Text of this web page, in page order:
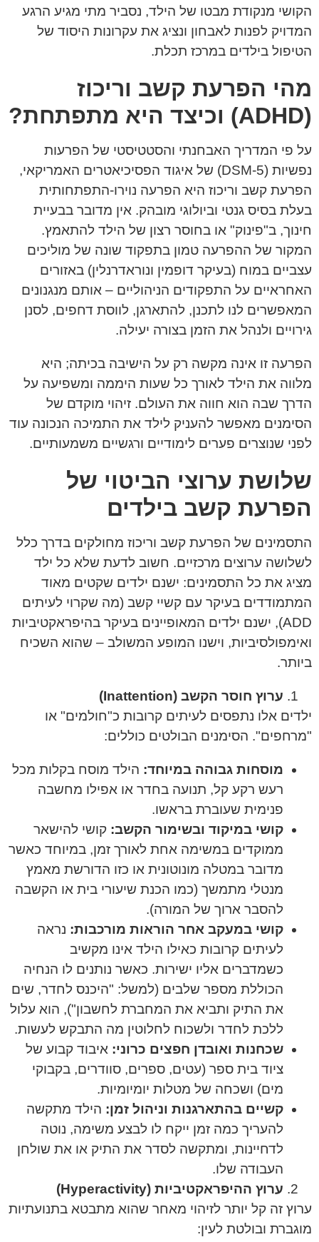
הקושי מנקודת מבטו של הילד, נסביר מתי מגיע הרגע
המדויק לפנות לאבחון ונציג את עקרונות היסוד של
הטיפול בילדים במרכז תכלת.
מהי הפרעת קשב וריכוז
(ADHD) וכיצד היא מתפתחת?
על פי המדריך האבחנתי והסטטיסטי של הפרעות
נפשיות (DSM-5) של איגוד הפסיכיאטרים האמריקאי,
הפרעת קשב וריכוז היא הפרעה נוירו-התפתחותית
בעלת בסיס גנטי וביולוגי מובהק. אין מדובר בבעיית
חינוך, ב"פינוק" או בחוסר רצון של הילד להתאמץ.
המקור של ההפרעה טמון בתפקוד שונה של מוליכים
עצביים במוח (בעיקר דופמין ונוראדרנלין) באזורים
האחראיים על התפקודים הניהוליים – אותם מנגנונים
המאפשרים לנו לתכנן, להתארגן, לווסת דחפים, לסנן
גירויים ולנהל את הזמן בצורה יעילה.
הפרעה זו אינה מקשה רק על הישיבה בכיתה; היא
מלווה את הילד לאורך כל שעות היממה ומשפיעה על
הדרך שבה הוא חווה את העולם. זיהוי מוקדם של
הסימנים מאפשר להעניק לילד את התמיכה הנכונה עוד
לפני שנוצרים פערים לימודיים ורגשיים משמעותיים.
שלושת ערוצי הביטוי של
הפרעת קשב בילדים
התסמינים של הפרעת קשב וריכוז מחולקים בדרך כלל
לשלושה ערוצים מרכזיים. חשוב לדעת שלא כל ילד
מציג את כל התסמינים: ישנם ילדים שקטים מאוד
המתמודדים בעיקר עם קשיי קשב (מה שקרוי לעיתים
ADD), ישנם ילדים המאופיינים בעיקר בהיפראקטיביות
ואימפולסיביות, וישנו המופע המשולב – שהוא השכיח
ביותר.
ערוץ חוסר הקשב (Inattention)
ילדים אלו נתפסים לעיתים קרובות כ"חולמים" או
"מרחפים". הסימנים הבולטים כוללים:
מוסחות גבוהה במיוחד: הילד מוסח בקלות מכל
רעש רקע קל, תנועה בחדר או אפילו מחשבה
פנימית שעוברת בראשו.
קושי במיקוד ובשימור הקשב: קושי להישאר
ממוקדים במשימה אחת לאורך זמן, במיוחד כאשר
מדובר במטלה מונוטונית או כזו הדורשת מאמץ
מנטלי מתמשך (כמו הכנת שיעורי בית או הקשבה
להסבר ארוך של המורה).
קושי במעקב אחר הוראות מורכבות: נראה
לעיתים קרובות כאילו הילד אינו מקשיב
כשמדברים אליו ישירות. כאשר נותנים לו הנחיה
הכוללת מספר שלבים (למשל: "היכנס לחדר, שים
את התיק ותביא את המחברת לחשבון"), הוא עלול
ללכת לחדר ולשכוח לחלוטין מה התבקש לעשות.
שכחנות ואובדן חפצים כרוני: איבוד קבוע של
ציוד בית ספר (עטים, ספרים, סוודרים, בקבוקי
מים) ושכחה של מטלות יומיומיות.
קשיים בהתארגנות וניהול זמן: הילד מתקשה
להעריך כמה זמן ייקח לו לבצע משימה, נוטה
לדחיינות, ומתקשה לסדר את התיק או את שולחן
העבודה שלו.
ערוץ ההיפראקטיביות (Hyperactivity)
ערוץ זה קל יותר לזיהוי מאחר שהוא מתבטא בתנועתיות
מוגברת ובולטת לעין: